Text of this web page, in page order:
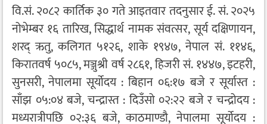
वि.सं. २०८२ कार्तिक ३० गते आइतवार तदनुसार ई. सं. २०२५
नोभेम्बर १६ तारिख, सिद्धार्थ नामक संवत्सर, सूर्य दक्षिणायन,
शरद् ऋतु, कलिगत ५१२६, शाके १९४७, नेपाल सं. ११४६,
किरातवर्ष ५०८५, मञ्जुश्री वर्ष २८६१, हिजरी सं. १४४७, इटहरी,
सुनसरी, नेपालमा सूर्योदय : बिहान ०६:१७ बजे र सूर्यास्त :
साँझ ०५:०४ बजे, चन्द्रास्त : दिउँसो ०२:२२ बजे र चन्द्रोदय :
मध्यरात्रीपछि ०२:३६ बजे, काठमाण्डौ, नेपालमा सूर्योदय :